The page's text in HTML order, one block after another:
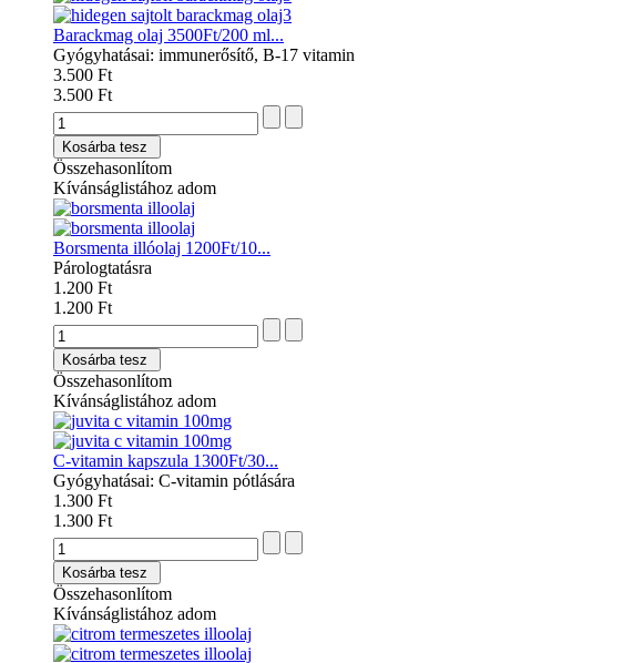
Barackmag olaj 3500Ft/200 ml...
Gyógyhatásai: immunerősítő, B-17 vitamin
3.500 Ft
3.500 Ft
Kosárba tesz
Összehasonlítom
Kívánságlistához adom
Borsmenta illóolaj 1200Ft/10...
Párologtatásra
1.200 Ft
1.200 Ft
Kosárba tesz
Összehasonlítom
Kívánságlistához adom
C-vitamin kapszula 1300Ft/30...
Gyógyhatásai: C-vitamin pótlására
1.300 Ft
1.300 Ft
Kosárba tesz
Összehasonlítom
Kívánságlistához adom